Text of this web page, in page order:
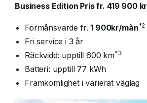
Business Edition Pris fr. 419 900 kr
Förmånsvärde fr.1 900kr/mån*2
Fri service i 3 år
Räckvidd: upptill 600 km*3
Batteri: upptill 77 kWh
Framkomlighet i varierat väglag